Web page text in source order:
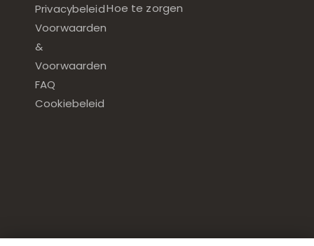
Privacybeleid
Voorwaarden
&
Voorwaarden
FAQ
Cookiebeleid
Hoe te zorgen